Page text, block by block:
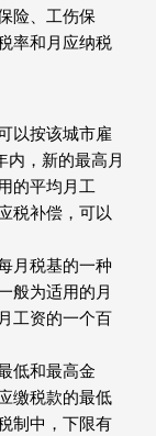
险、工伤保
率和月应纳税
以按该城市雇
内，新的最高月
的平均月工
税补偿，可以
月税基的一种
般为适用的月
工资的一个百
低和最高金
缴税款的最低
制中，下限有